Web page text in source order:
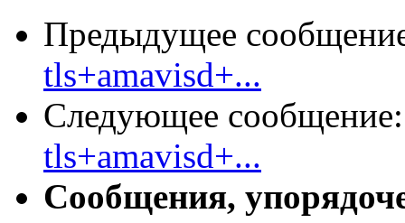
Предыдущее
tls+amavisd+...
Следующее
tls+amavisd+...
Сообщения,